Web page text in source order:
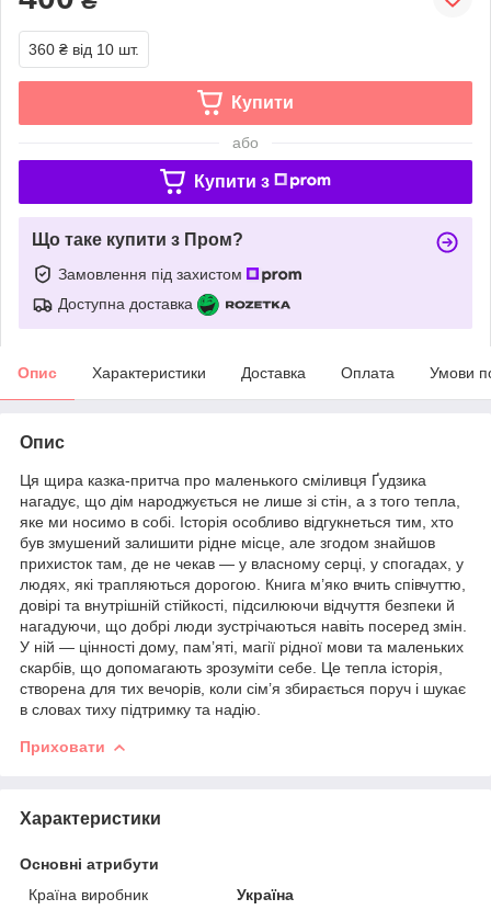
360 ₴ від 10 шт.
Купити
або
Купити з
Що таке купити з Пром?
Замовлення під захистом
Доступна доставка
Опис Характеристики Доставка Оплата Умови
Опис
Ця щира казка-притча про маленького сміливця Ґудзика
нагадує, що дім народжується не лише зі стін, а з того тепла,
яке ми носимо в собі. Історія особливо відгукнеться тим, хто
був змушений залишити рідне місце, але згодом знайшов
прихисток там, де не чекав — у власному серці, у спогадах, у
людях, які трапляються дорогою. Книга м’яко вчить співчуттю,
довірі та внутрішній стійкості, підсилюючи відчуття безпеки й
нагадуючи, що добрі люди зустрічаються навіть посеред змін.
У ній — цінності дому, пам’яті, магії рідної мови та маленьких
скарбів, що допомагають зрозуміти себе. Це тепла історія,
створена для тих вечорів, коли сім’я збирається поруч і шукає
в словах тиху підтримку та надію.
Приховати
Характеристики
Основні атрибути
Країна виробник
Україна